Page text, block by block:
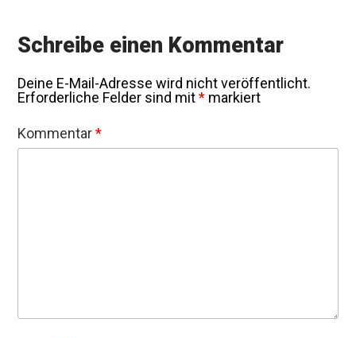
Schreibe einen Kommentar
Deine E-Mail-Adresse wird nicht veröffentlicht.
Erforderliche Felder sind mit* markiert
Kommentar*